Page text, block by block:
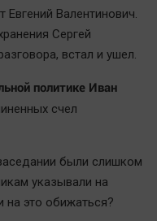
Валентинович.
Сергей
встал и ушел.
политике Иван
счел
были слишком
указывали на
на это обижаться?